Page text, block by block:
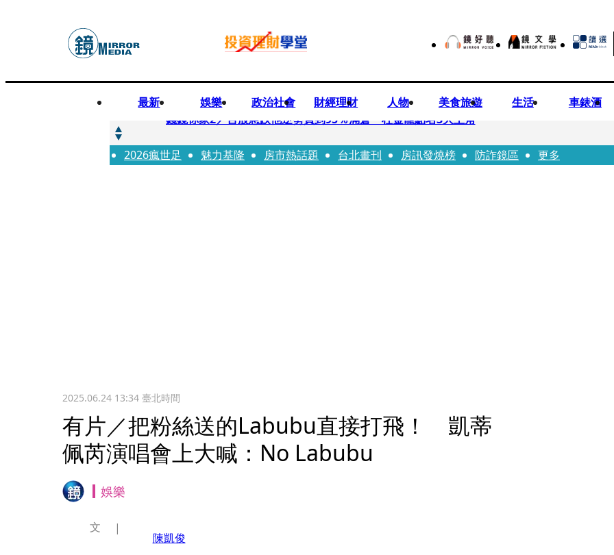
最新 娛樂 政治社會 財經理財 人物 美食旅遊 生活 車錶酒
快訊
錢鏡你家2／台股急跌他逆勢買到95％滿倉 杜金龍點名3大主角
快訊
八月寵物月 寵物食品大廠偕獸醫師提醒飼主四大照護誤區
2026瘋世足 魅力基隆 房市熱話題 台北畫刊 房訊發燒榜 防詐鏡區 更多
2025.06.24 13:34臺北時間
有片／把粉絲送的Labubu直接打飛！ 凱蒂
佩芮演唱會上大喊：No Labubu
娛樂
文
陳凱俊